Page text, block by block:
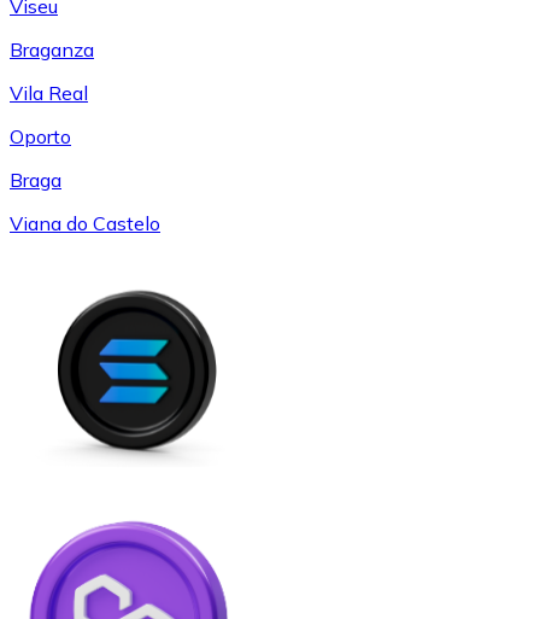
Viseu
Braganza
Vila Real
Oporto
Braga
Viana do Castelo